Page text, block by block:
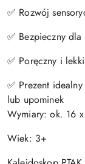
✅ Rozwój
✅ Bezpieczny
✅ Poręczny i
✅ Prezent
lub upominek
Wymiary: ok. 16
Wiek: 3+